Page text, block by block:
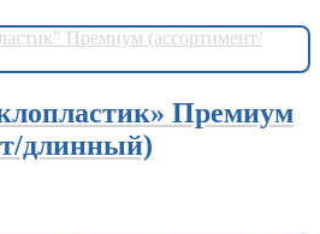
Премиум
длинный)